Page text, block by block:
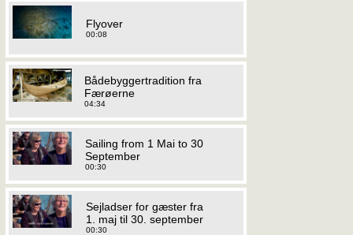
Flyover
00:08
Bådebyggertradition fra
Færøerne
04:34
Sailing from 1 Mai to 30
September
00:30
Sejladser for gæster fra
1. maj til 30. september
00:30